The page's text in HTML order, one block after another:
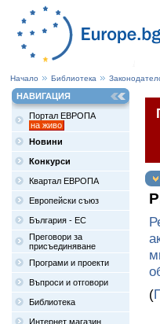
Начало Библиотека
НАВИГАЦИЯ
Портал ЕВРОПА
на живо
Новини
Конкурси
Квартал ЕВРОПА
Европейски съюз
България - ЕС
Преговори за
присъединяване
Програми и проекти
Въпроси и отговори
Библиотека
Интернет магазин
(